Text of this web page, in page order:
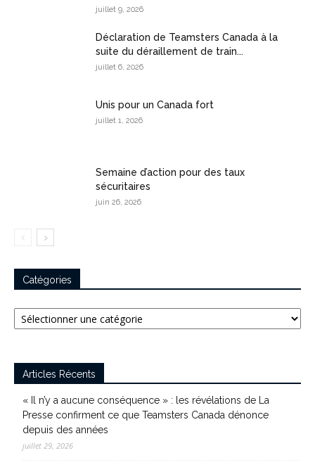
juillet 9, 2026
Déclaration de Teamsters Canada à la
suite du déraillement de train...
juillet 6, 2026
Unis pour un Canada fort
juillet 1, 2026
Semaine d’action pour des taux
sécuritaires
juin 26, 2026
Catégories
Catégories
Articles Récents
« Il n’y a aucune conséquence » : les révélations de La
Presse confirment ce que Teamsters Canada dénonce
depuis des années
juillet 29, 2026